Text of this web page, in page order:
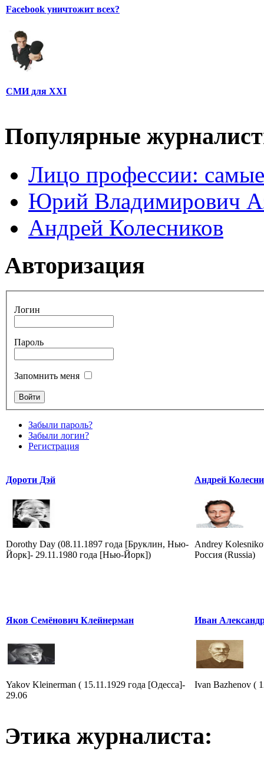
Facebook уничтожит всех?
СМИ для XXI
Популярные
Лицо профессии:
Юрий Владимирович
Андрей Колесников
Авторизация
Логин
Пароль
Запомнить меня
Забыли пароль?
Забыли логин?
Регистрация
Дороти Дэй
Dorothy Day (08.11.1897 года [Бруклин, Нью-
Йорк]- 29.11.1980 года [Нью-Йорк])
Андрей
Andrey
Россия (Russia)
Яков Семёнович Клейнерман
Yakov Kleinerman ( 15.11.1929 года [Одесса]-
29.06
Иван
Ivan Bazhenov (
Этика журналиста: